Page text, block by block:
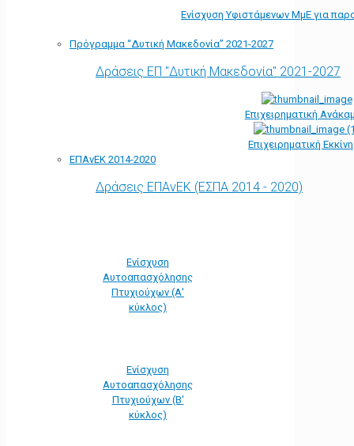
Ενίσχυση Υφιστάμενων ΜμΕ για
Πρόγραμμα “Δυτική Μακεδονία” 2021-2027
Δράσεις ΕΠ "Δυτική Μακεδονία" 2021-2027
Επιχειρηματική
Επιχειρηματική
ΕΠΑνΕΚ 2014-2020
Δράσεις ΕΠΑνΕΚ (ΕΣΠΑ 2014 - 2020)
Ενίσχυση
Αυτοαπασχόλησης
Πτυχιούχων (Α'
κύκλος)
Ενίσχυση
Αυτοαπασχόλησης
Πτυχιούχων (Β'
κύκλος)